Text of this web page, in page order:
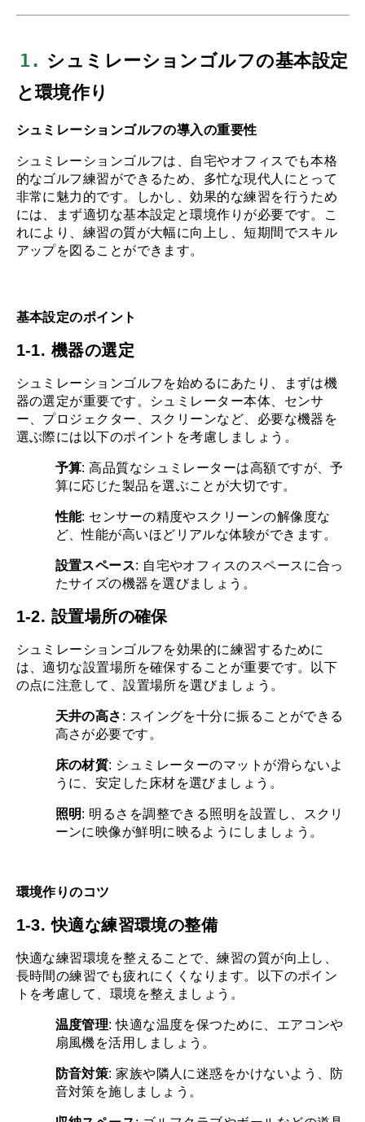
1. シュミレーションゴルフの基本設定
と環境作り
シュミレーションゴルフの導入の重要性
シュミレーションゴルフは、自宅やオフィスでも本格
的なゴルフ練習ができるため、多忙な現代人にとって
非常に魅力的です。しかし、効果的な練習を行うため
には、まず適切な基本設定と環境作りが必要です。こ
れにより、練習の質が大幅に向上し、短期間でスキル
アップを図ることができます。
基本設定のポイント
1-1. 機器の選定
シュミレーションゴルフを始めるにあたり、まずは機
器の選定が重要です。シュミレーター本体、センサ
ー、プロジェクター、スクリーンなど、必要な機器を
選ぶ際には以下のポイントを考慮しましょう。
予算: 高品質なシュミレーターは高額ですが、予
算に応じた製品を選ぶことが大切です。
性能: センサーの精度やスクリーンの解像度な
ど、性能が高いほどリアルな体験ができます。
設置スペース: 自宅やオフィスのスペースに合っ
たサイズの機器を選びましょう。
1-2. 設置場所の確保
シュミレーションゴルフを効果的に練習するために
は、適切な設置場所を確保することが重要です。以下
の点に注意して、設置場所を選びましょう。
天井の高さ : スイングを十分に振ることができる
高さが必要です。
床の材質: シュミレーターのマットが滑らないよ
うに、安定した床材を選びましょう。
照明: 明るさを調整できる照明を設置し、スクリ
ーンに映像が鮮明に映るようにしましょう。
環境作りのコツ
1-3. 快適な練習環境の整備
快適な練習環境を整えることで、練習の質が向上し、
長時間の練習でも疲れにくくなります。以下のポイン
トを考慮して、環境を整えましょう。
温度管理: 快適な温度を保つために、エアコンや
扇風機を活用しましょう。
防音対策: 家族や隣人に迷惑をかけないよう、防
音対策を施しましょう。